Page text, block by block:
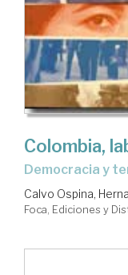
Colombia,
democracia y
Calvo Ospina,
Foca, Ediciones y